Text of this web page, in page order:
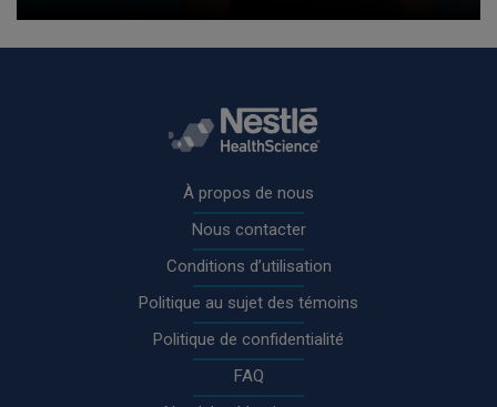
À propos de nous
Nous contacter
Conditions d’utilisation
Politique au sujet des témoins
Politique de confidentialité
FAQ